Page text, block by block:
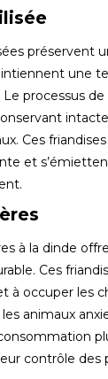
préservent
une
processus
Ces
et
à la dinde
Ces
à occuper les
animaux
contrôle des